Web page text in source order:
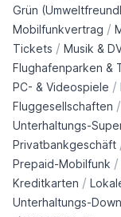
Grün
Mobilfunkvertrag /
Tickets / Musik &
Flughafenparken &
PC- & Videospiele /
Fluggesellschaften /
Unterhaltungs-
Privatbankgeschäft
Prepaid-Mobilfunk /
Kreditkarten /
Unterhaltungs-